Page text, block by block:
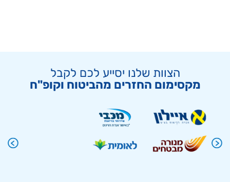
הצוות שלנו יסייע לכם לקבל
מקסימום החזרים מהביטוח וקופ"ח